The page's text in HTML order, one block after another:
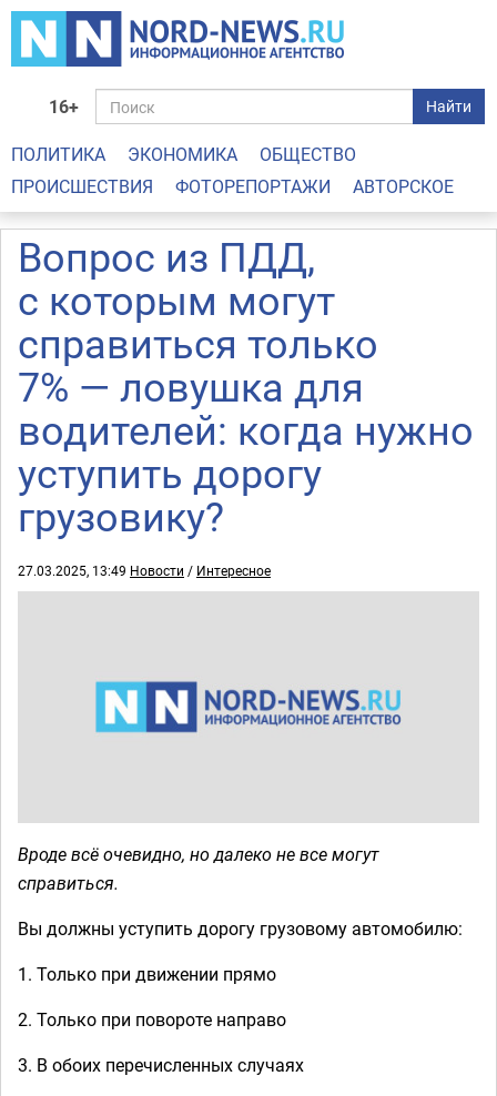
16+ Найти
ПОЛИТИКА ЭКОНОМИКА
ОБЩЕСТВО
ПРОИСШЕСТВИЯ
ФОТОРЕПОРТАЖИ АВТОРСКОЕ
Вопрос из ПДД,
с которым могут
справиться только
7% — ловушка для
водителей: когда нужно
уступить дорогу
грузовику?
27.03.2025, 13:49 Новости / Интересное
Вроде всё очевидно, но далеко не все могут
справиться.
Вы должны уступить дорогу грузовому автомобилю:
1. Только при движении прямо
2. Только при повороте направо
3. В обоих перечисленных случаях